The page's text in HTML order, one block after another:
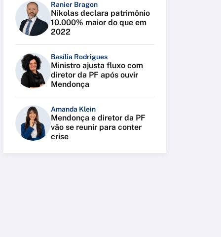
Ranier Bragon
Nikolas declara patrimônio
10.000% maior do que em
2022
Basília Rodrigues
Ministro ajusta fluxo com
diretor da PF após ouvir
Mendonça
Amanda Klein
Mendonça e diretor da PF
vão se reunir para conter
crise